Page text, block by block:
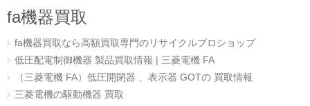
fa機器買取
fa機器買取なら高額買取専門のリサイクルプロショップ
低圧配電制御機器 製品買取情報 | 三菱電機 FA
（三菱電機 FA）低圧開閉器 、表示器 GOTの 買取情報
三菱電機の駆動機器 買取